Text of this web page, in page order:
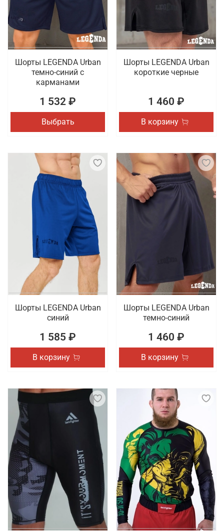
товаров для спорта, которые отличаются
качественным исполнением. Проводится доставка
заказов по Астрахани.
Шорты LEGENDA Urban
темно-синий с
карманами
1 532 ₽
Выбрать
Шорты LEGENDA Urban
короткие черные
1 460 ₽
В корзину
Шорты LEGENDA Urban
синий
1 585 ₽
В корзину
Шорты LEGENDA Urban
темно-синий
1 460 ₽
В корзину